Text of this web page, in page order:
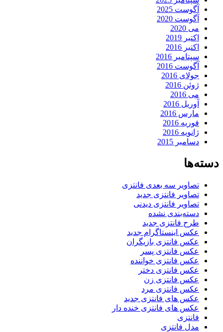
آگوست 2025
آگوست 2020
می 2020
اکتبر 2019
اکتبر 2016
سپتامبر 2016
آگوست 2016
جولای 2016
ژوئن 2016
می 2016
آوریل 2016
مارس 2016
فوریه 2016
ژانویه 2016
دسامبر 2015
دسته‌ها
تصاویر سه بعدی فانتزی
تصاویر فانتزی جدید
تصاویر فانتزی دیدنی
دسته‌بندی نشده
طرح فانتزی جدید
عکس اینستاگرام جدید
عکس فانتزی بازیگران
عکس فانتزی پسر
عکس فانتزی خواننده
عکس فانتزی دختر
عکس فانتزی زن
عکس فانتزی مرد
عکس های فانتزی جدید
عکس های فانتزی خنده دار
فانتزی
مدل فانتزی